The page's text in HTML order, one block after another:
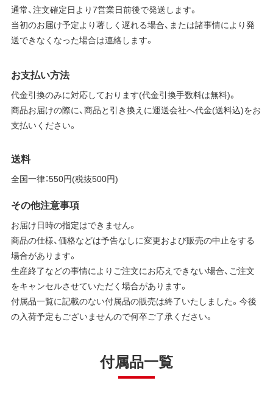
通常、注文確定日より7営業日前後で発送します。
当初のお届け予定より著しく遅れる場合、または諸事情により発
送できなくなった場合は連絡します。
お支払い方法
代金引換のみに対応しております(代金引換手数料は無料)。
商品お届けの際に、商品と引き換えに運送会社へ代金(送料込)をお
支払いください。
送料
全国一律：550円(税抜500円)
その他注意事項
お届け日時の指定はできません。
商品の仕様、価格などは予告なしに変更および販売の中止をする
場合があります。
生産終了などの事情によりご注文にお応えできない場合、ご注文
をキャンセルさせていただく場合があります。
付属品一覧に記載のない付属品の販売は終了いたしました。今後
の入荷予定もございませんので何卒ご了承ください。
付属品一覧